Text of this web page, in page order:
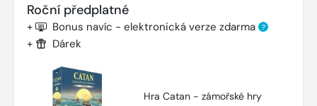
Roční předplatné
+ Bonus navíc - elektronická verze zdarma ?
+ Dárek
Hra Catan - zámořské hry